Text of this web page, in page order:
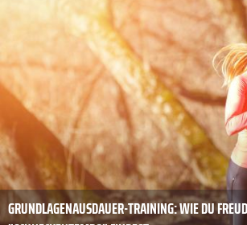
GRUNDLAGENAUSDAUER-TRAINING: WIE DU